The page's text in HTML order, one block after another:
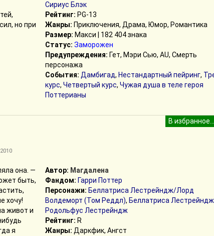
но при
Сириус Блэк
Рейтинг: PG-13
Жанры: Приключения, Драма, Юмор, Романтика
Размер: Макси | 182 404 знака
Статус: Заморожен
Предупреждения: Гет, Мэри Сью, AU, Смерть
персонажа
События: Дамбигад, Нестандартный пейринг,
курс, Четвертый курс, Чужая душа в теле героя
Поттерианы
она. —
быть,
хочу!
живот и
я
Автор: Магдалена
Фандом: Гарри Поттер
Персонажи: Беллатриса Лестрейндж/Лорд
Волдеморт (Том Реддл), Беллатриса
Родольфус Лестрейндж
Рейтинг: R
Жанры: Даркфик, Ангст